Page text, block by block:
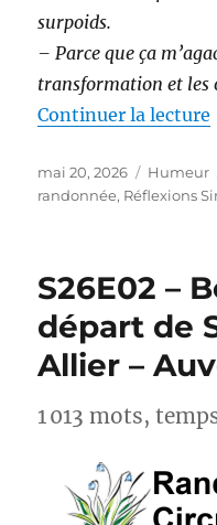
surpoids.
– Parce que ça
transformation et les
Continuer la lecture
Publié
le
mai 20, 2026 Humeur
randonnée, Réflexions
S26E02 –
départ de
Allier –
1 013 mots,